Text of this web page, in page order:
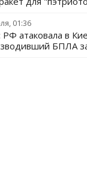
01:36
атаковала в
БПЛА